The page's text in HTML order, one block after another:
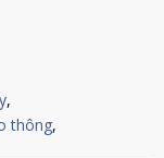
,
thông,